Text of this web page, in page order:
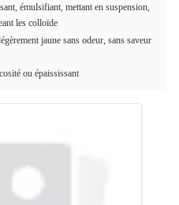
émulsifiant, mettant en suspension,
les colloïde
jaune sans odeur, sans saveur
ou épaississant